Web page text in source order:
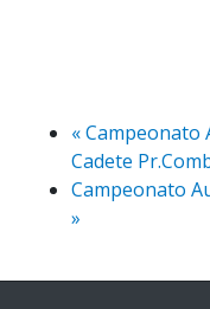
«Campeonato
Cadete
Campeonato
»